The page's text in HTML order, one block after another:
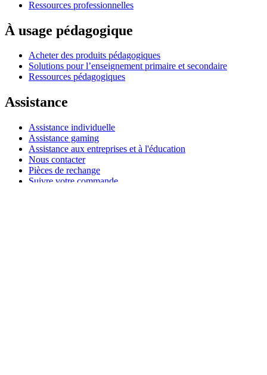
Ressources professionnelles
À usage pédagogique
Acheter des produits pédagogiques
Solutions pour l’enseignement primaire et secondaire
Ressources pédagogiques
Assistance
Assistance individuelle
Assistance gaming
Assistance aux entreprises et à l'éducation
Nous contacter
Pièces de rechange
Suivre votre commande